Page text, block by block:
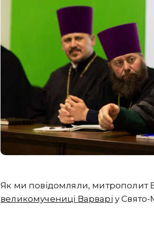
Як ми повідомляли, митрополит
великомучениці Варварі у